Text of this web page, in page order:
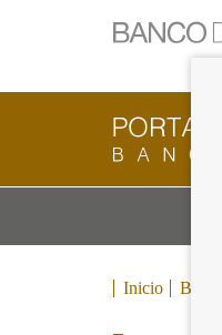
Ir
a
página
de
inicio
del
Cliente
Bancario
Banco
ir
a
Inicio Blog